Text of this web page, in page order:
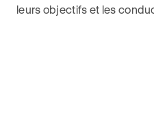
leurs objectifs et les